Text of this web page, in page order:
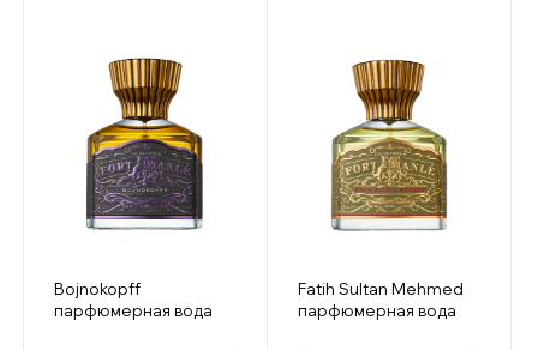
Bojnokopff
парфюмерная вода
Fatih Sultan Mehmed
парфюмерная вода